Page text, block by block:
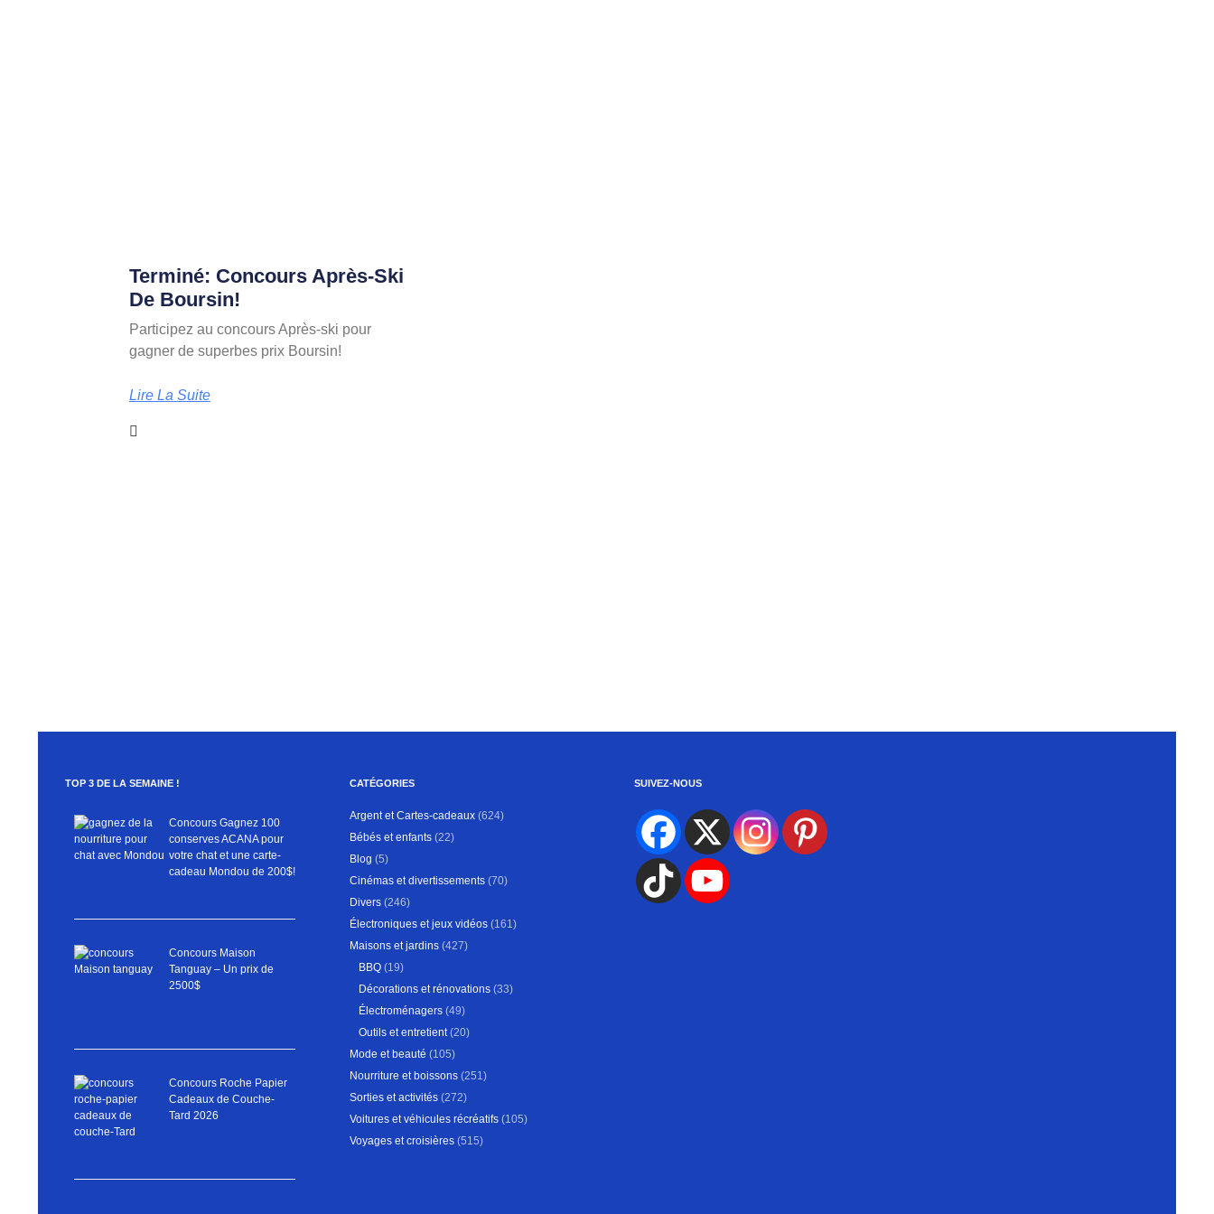
Terminé: Concours Après-Ski
De Boursin!
Participez au concours Après-ski pour
gagner de superbes prix Boursin!
Lire La Suite
TOP 3 DE LA SEMAINE !
Concours Gagnez 100
conserves ACANA pour
votre chat et une carte-
cadeau Mondou de 200$!
Concours Maison
Tanguay – Un prix de
2500$
Concours Roche Papier
Cadeaux de Couche-
Tard 2026
CATÉGORIES
Argent et Cartes-cadeaux (624)
Bébés et enfants (22)
Blog (5)
Cinémas et divertissements (70)
Divers (246)
Électroniques et jeux vidéos (161)
Maisons et jardins (427)
BBQ (19)
Décorations et rénovations (33)
Électroménagers (49)
Outils et entretient(20)
Mode et beauté (105)
Nourriture et boissons (251)
Sorties et activités (272)
Voitures et véhicules récréatifs (105)
Voyages et croisières (515)
SUIVEZ-NOUS